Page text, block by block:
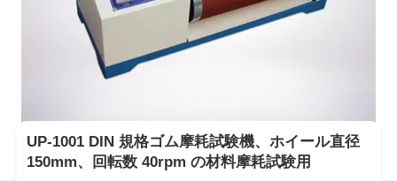
UP-1001 DIN 規格ゴム摩耗試験機、ホイール直径
150mm、回転数 40rpm の材料摩耗試験用